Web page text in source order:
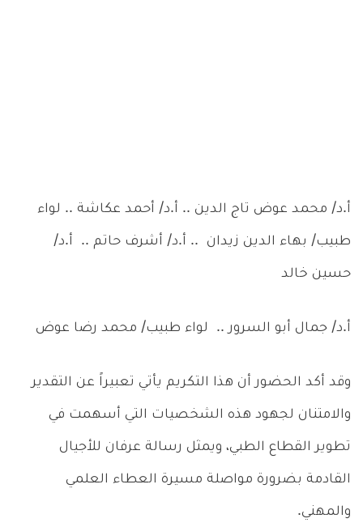
أ.د/ محمد عوض تاج الدين .. أ.د/ أحمد عكاشة .. لواء
طبيب/ بهاء الدين زيدان .. أ.د/ أشرف حاتم .. أ.د/
حسين خالد
أ.د/ جمال أبو السرور .. لواء طبيب/ محمد رضا عوض
وقد أكد الحضور أن هذا التكريم يأتي تعبيراً عن التقدير
والامتنان لجهود هذه الشخصيات التي أسهمت في
تطوير القطاع الطبي، ويمثل رسالة عرفان للأجيال
القادمة بضرورة مواصلة مسيرة العطاء العلمي
والمهني.